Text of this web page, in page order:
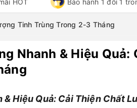
phẩm nào
Tinh Trùng Trong 2-3 Tháng
Nhanh & Hiệu
& Hiệu Quả: Cải Thiện Chất